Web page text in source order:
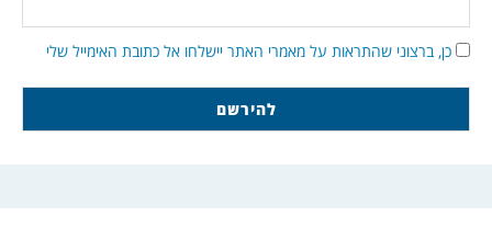
כן, ברצוני שהתראות על מאמרי האתר יישלחו אל כתובת האימייל שלי